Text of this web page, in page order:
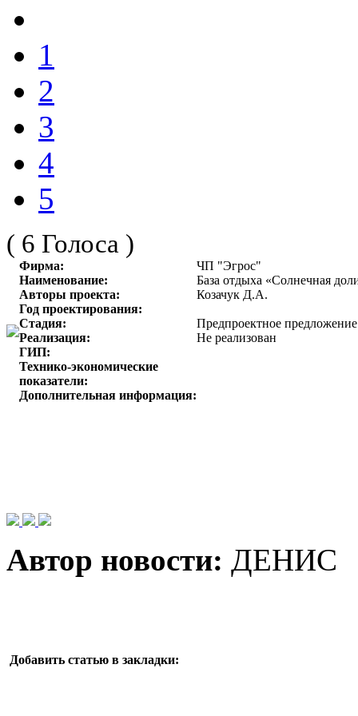
1
2
3
4
5
( 6 Голоса )
Фирма:
ЧП "Эгрос"
Наименование:
База отдыха «Солнечная
Авторы проекта:
Козачук Д.А.
Год проектирования:
Стадия:
Предпроектное предложение
Реализация:
Не реализован
ГИП:
Технико-экономические
показатели:
Дополнительная информация:
Автор новости: ДЕНИС
Добавить статью в закладки: